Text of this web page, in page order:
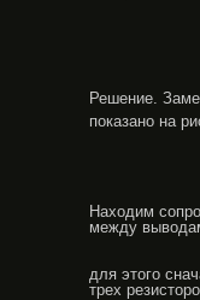
Решение.
показано на
Находим
между
для этого
трех